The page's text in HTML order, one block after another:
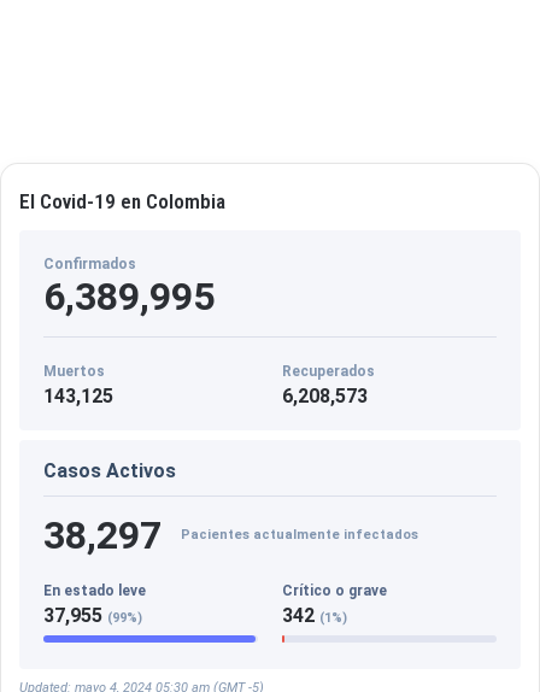
El Covid-19 en Colombia
Confirmados
6,389,995
Muertos
143,125
Recuperados
6,208,573
Casos Activos
38,297 Pacientes actualmente infectados
En estado leve
37,955 (99%)
Crítico o grave
342 (1%)
Updated: mayo 4, 2024 05:30 am (GMT -5)